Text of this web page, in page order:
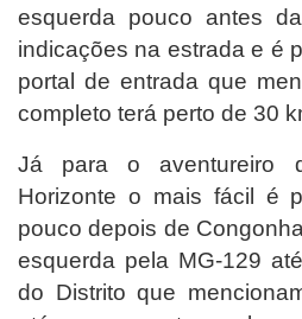
esquerda pouco antes
indicações na estrada e é
portal de entrada que
completo terá perto de 30
Já para o aventureiro
Horizonte o mais fácil é
pouco depois de
esquerda pela MG-129
do Distrito que